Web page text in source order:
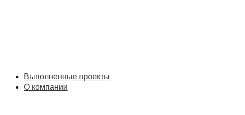
Выполненные проекты
О компании